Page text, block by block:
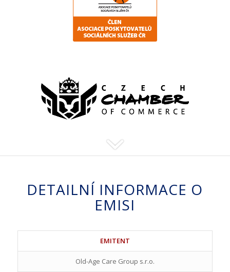
DETAILNÍ INFORMACE O
EMISI
EMITENT
Old-Age Care Group s.r.o.